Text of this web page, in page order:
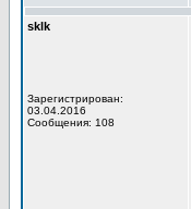
sklk
Зарегистрирован:
03.04.2016
Сообщения: 108